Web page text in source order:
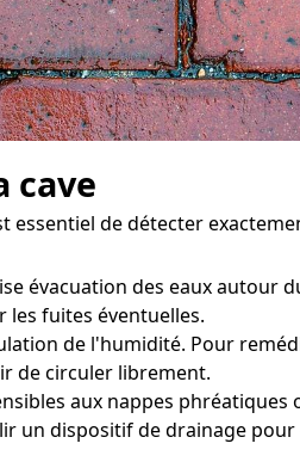
cave
de détecter
évacuation des eaux autour
les fuites éventuelles.
de l'humidité. Pour
de circuler librement.
aux nappes
dispositif de drainage